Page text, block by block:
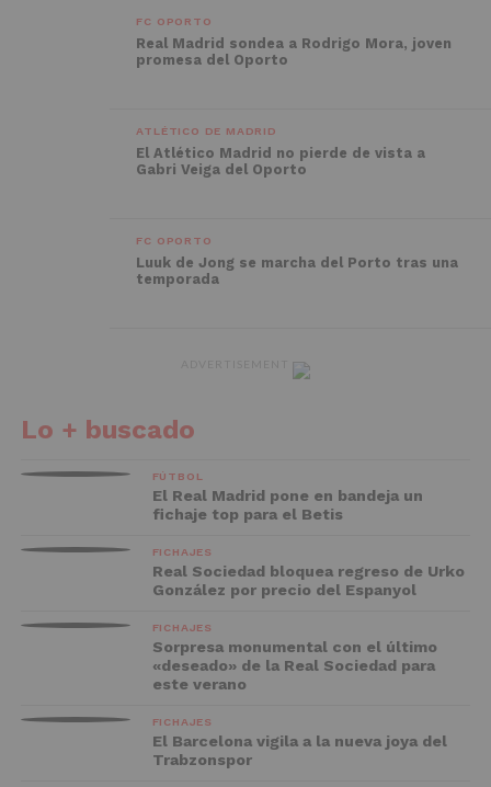
FC OPORTO
Real Madrid sondea a Rodrigo Mora, joven
promesa del Oporto
ATLÉTICO DE MADRID
El Atlético Madrid no pierde de vista a
Gabri Veiga del Oporto
FC OPORTO
Luuk de Jong se marcha del Porto tras una
temporada
Lo + buscado
FÚTBOL
El Real Madrid pone en bandeja un
fichaje top para el Betis
FICHAJES
Real Sociedad bloquea regreso de Urko
González por precio del Espanyol
FICHAJES
Sorpresa monumental con el último
«deseado» de la Real Sociedad para
este verano
FICHAJES
El Barcelona vigila a la nueva joya del
Trabzonspor